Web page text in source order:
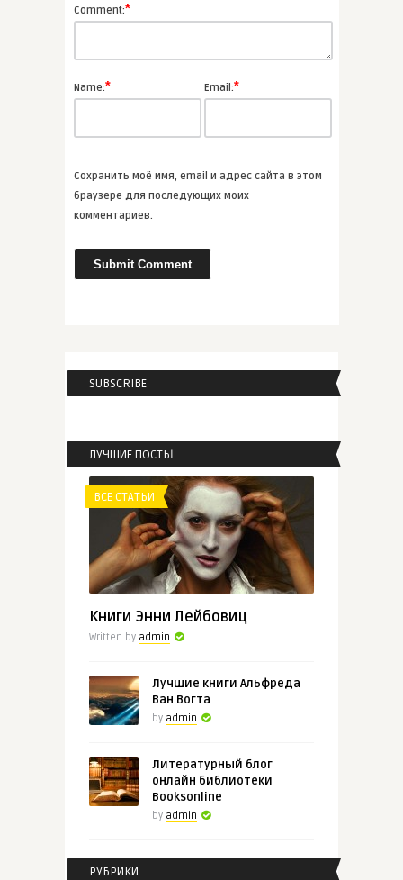
которые � ...
admin
4 рассказа Стивена Кинга, котор
...
admin
Целительная проза Фэнни Флэгг,
ВСЕ СТАТЬИ
Топ-5 необычных книг про
эльфов
Comment:*
Name:* Email:*
Сохранить моё имя, email и адрес сайта в этом
браузере для последующих моих
комментариев.
SUBSCRIBE
ЛУЧШИЕ ПОСТЫ
ВСЕ СТАТЬИ
Книги Энни Лейбовиц
Written by admin
Лучшие книги Альфреда
Ван Вогта
by admin
Литературный блог
онлайн библиотеки
Booksonline
by admin
РУБРИКИ